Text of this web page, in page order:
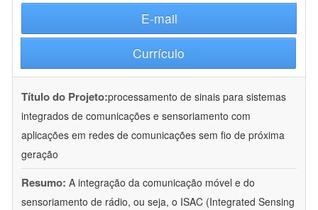
E-mail
Currículo
Título do Projeto:processamento de sinais para sistemas
integrados de comunicações e sensoriamento com
aplicações em redes de comunicações sem fio de próxima
geração
Resumo: A integração da comunicação móvel e do
sensoriamento de rádio, ou seja, o ISAC (Integrated Sensing